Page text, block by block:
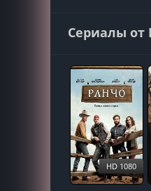
Сериалы от
HD 1080